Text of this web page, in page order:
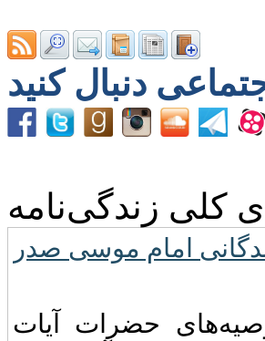
زندگی‌نامه
امام موسی صدر
۱۳۳۸ و به دنبال توصیه‌های حضرات آیات